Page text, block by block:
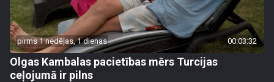
pirms 1 nedēļas, 1 dienas 00:03:32
Olgas Kambalas pacietības mērs Turcijas
ceļojumā ir pilns